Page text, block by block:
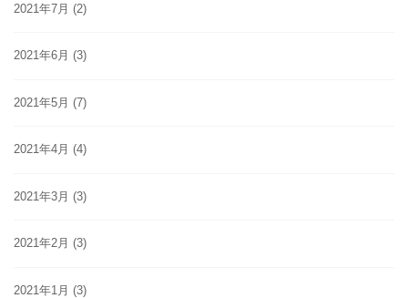
2021年7月 (2)
2021年6月 (3)
2021年5月 (7)
2021年4月 (4)
2021年3月 (3)
2021年2月 (3)
2021年1月 (3)